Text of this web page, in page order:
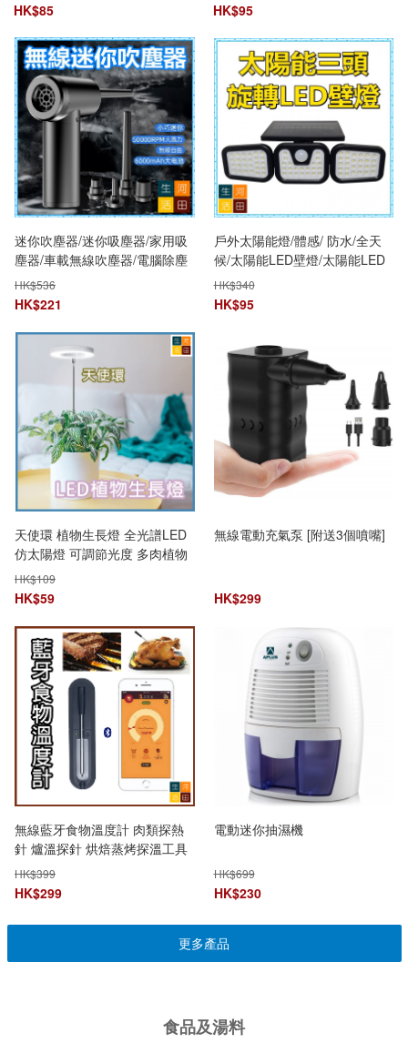
HK$85 HK$95
迷你吹塵器/迷你吸塵器/家用吸
塵器/車載無線吹塵器/電腦除塵
器/戶外吹吸兩用充氣泵/無線吸
塵器/電動除塵器/便攜槍式電腦
除塵/無線充
HK$536
HK$221
戶外太陽能燈/體感/ 防水/全天
候/太陽能LED壁燈/太陽能LED
燈/三頭LED燈/三頭感應庭院燈/
旋轉戶外LED燈/人體智能感應
戶外庭院燈/LED射燈/無線/夜燈
HK$340
HK$95
天使環 植物生長燈 全光譜LED
仿太陽燈 可調節光度 多肉植物
食蟲植物 補光燈 定時功能 usb
供電 室內用
HK$109
HK$59
無線電動充氣泵 [附送3個噴嘴]
HK$299
無線藍牙食物溫度計 肉類探熱
針 爐溫探針 烘焙蒸烤探溫工具
HK$399
HK$299
電動迷你抽濕機
HK$699
HK$230
更多產品
食品及湯料